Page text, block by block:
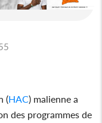
(HAC) malienne a
des programmes de